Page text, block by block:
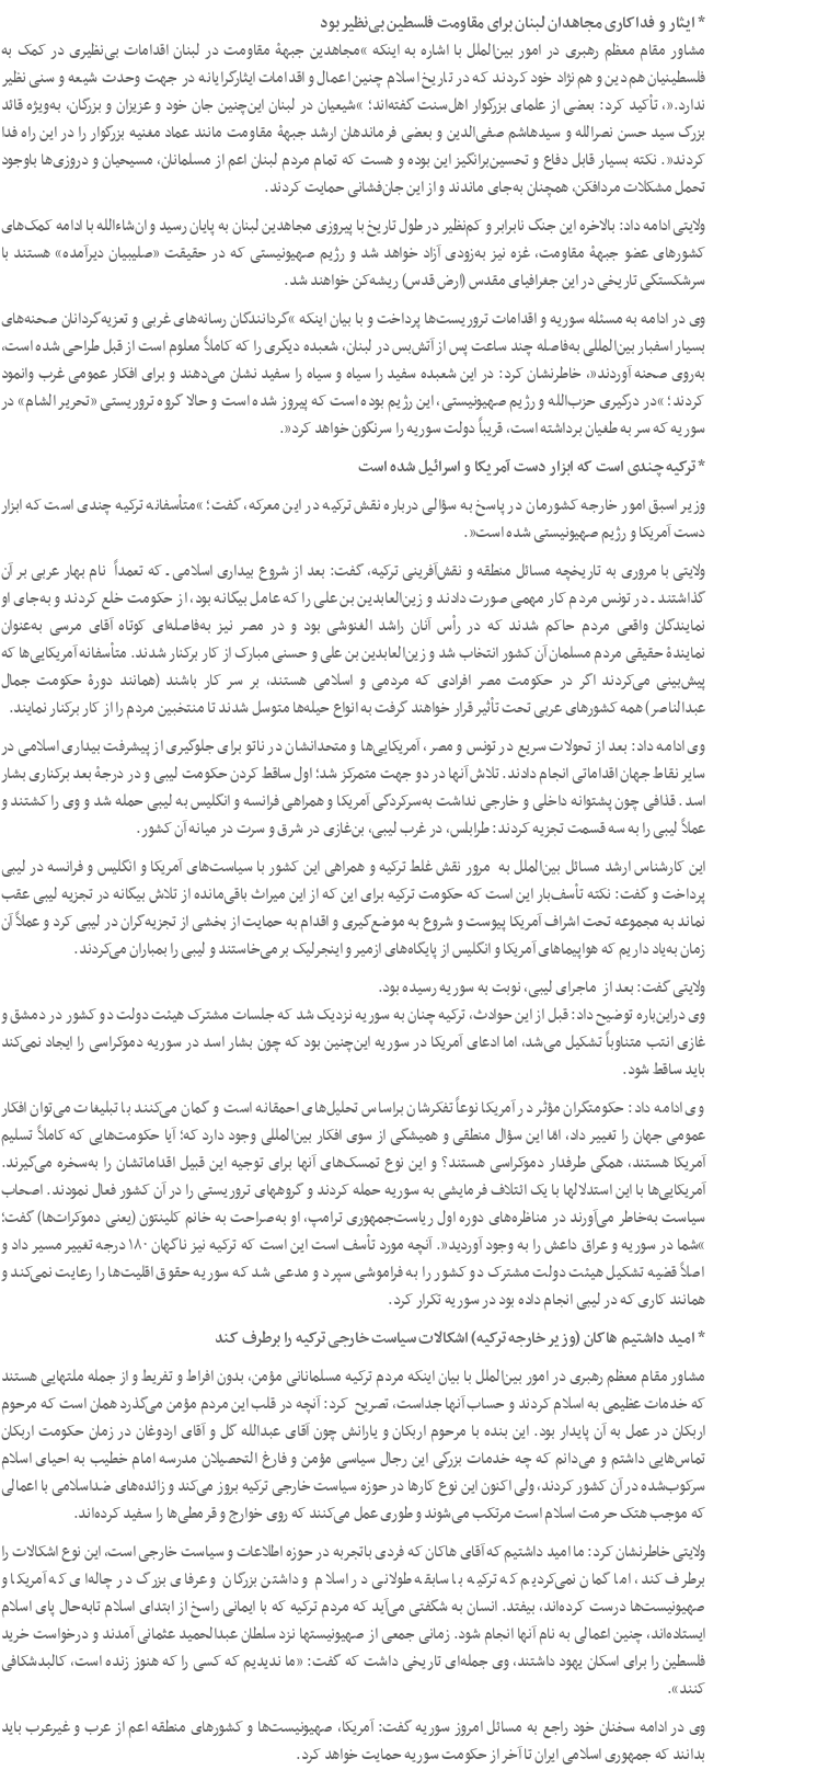
* ایثار و فداکاری مجاهدان لبنان برای مقاومت فلسطین بی‌نظیر بود
مشاور مقام معظم رهبری در امور بین‌الملل با اشاره به اینکه “مجاهدین جبهۀ مقاومت در لبنان اقدامات بی‌نظیری در کمک به
فلسطینیان هم‌دین و هم‌نژاد خود کردند که در تاریخ اسلام چنین اعمال و اقدامات ایثارگرایانه در جهت وحدت شیعه و سنی نظیر
ندارد.”، تأکید کرد: بعضی از علمای بزرگوار اهل‌سنت گفته‌اند؛ “شیعیان در لبنان این‌چنین جان خود و عزیزان و بزرگان، به‌‌ویژه قائد
بزرگ سید حسن نصرالله و سیدهاشم صفی‌الدین و بعضی فرماندهان ارشد جبهۀ مقاومت مانند عماد مغنیه بزرگوار را در این راه فدا
کردند”. نکته بسیار قابل دفاع و تحسین‌برانگیز این بوده و هست که تمام مردم لبنان اعم از مسلمانان، مسیحیان و دروزی‌ها باوجود
تحمل مشکلات مردافکن، همچنان به‌جای ماندند و از این جان‌فشانی حمایت کردند.
ولایتی ادامه داد: بالاخره این جنگ نابرابر و کم‌نظیر در طول تاریخ با پیروزی مجاهدین لبنان به پایان رسید و ان‌شاءالله با ادامه کمک­‌های
کشورهای عضو جبهۀ مقاومت، غزه نیز به‌زودی آزاد خواهد شد و رژیم صهیونیستی که در حقیقت «صلیبیان دیرآمده» هستند با
سرشکستگی تاریخی در این جغرافیای مقدس (ارض قدس) ریشه‌­کن خواهند شد.
وی در ادامه به مسئله سوریه و اقدامات تروریست‌ها پرداخت و با بیان اینکه “گردانندگان رسانه‌های غربی و تعزیه‌­گردانان صحنه‌­های
بسیار اسف­بار بین­‌المللی به‌فاصله چند ساعت پس از آتش‌بس در لبنان، شعبده دیگری را که کاملاً معلوم است از قبل طراحی شده است،
به‌روی صحنه آوردند”، خاطرنشان کرد: در این شعبده سفید را سیاه و سیاه را سفید نشان می‌دهند و برای افکار عمومی غرب وانمود
کردند؛ “در درگیری حزب‌الله و رژیم صهیونیستی، این رژیم بوده است که پیروز شده است و حالا گروه تروریستی «تحریر الشام» در
سوریه که سر به طغیان برداشته است، قریباً دولت سوریه را سرنگون خواهد کرد”.
* ترکیه چندی است که ابزار دست آمریکا و اسرائیل شده است
وزیر اسبق امور خارجه کشورمان در پاسخ به سؤالی درباره نقش ترکیه در این معرکه، گفت؛ “متأسفانه ترکیه چندی است که ابزار
دست آمریکا و رژیم صهیونیستی شده است”.
ولایتی با مروری به تاریخچه مسائل منطقه و نقش‌آفرینی ترکیه، گفت: بعد از شروع بیداری اسلامی ـ که تعمداً نام بهار عربی بر آن
گذاشتند ـ در تونس مردم کار مهمی صورت دادند و زین‌العابدین بن علی را که عامل بیگانه بود، از حکومت خلع کردند و به‌جای او
نمایندگان واقعی مردم حاکم شدند که در رأس آنان راشد الغنوشی بود و در مصر نیز به‌فاصله‌ای کوتاه آقای مرسی به‌عنوان
نمایندۀ حقیقی مردم مسلمان آن کشور انتخاب شد و زین‌العابدین بن علی و حسنی مبارک از کار برکنار شدند. متأسفانه آمریکایی‌ها که
پیش‌­بینی می‌کردند اگر در حکومت مصر افرادی که مردمی و اسلامی هستند، بر سر کار باشند (همانند دورۀ حکومت جمال
عبدالناصر) همه کشورهای عربی تحت تأثیر قرار خواهند گرفت به انواع حیله‌ها متوسل شدند تا منتخبین مردم را از کار برکنار نمایند.
وی ادامه داد: بعد از تحولات سریع در تونس و مصر، آمریکایی‌ها و متحدانشان در ناتو برای جلوگیری از پیشرفت بیداری اسلامی در
سایر نقاط جهان اقداماتی انجام دادند. تلاش آنها در دو جهت متمرکز شد؛ اول ساقط کردن حکومت لیبی و در درجۀ بعد برکناری بشار
اسد. قذافی چون پشتوانه داخلی و خارجی نداشت به‌سرکردگی آمریکا و همراهی فرانسه و انگلیس به لیبی حمله شد و وی را کشتند و
عملاً لیبی را به سه قسمت تجزیه کردند: طرابلس، در غرب لیبی، بن‌غازی در شرق و سرت در میانه آن کشور.
این کارشناس ارشد مسائل بین‌الملل به مرور نقش غلط ترکیه و همراهی این کشور با سیاست‌های آمریکا و انگلیس و فرانسه در لیبی
پرداخت و گفت: نکته تأسف‌بار این است که حکومت ترکیه برای این که از این میراث باقی‌مانده از تلاش بیگانه در تجزیه لیبی عقب
نماند به مجموعه تحت اشراف آمریکا پیوست و شروع به موضع‌گیری و اقدام به حمایت از بخشی از تجزیه‌­گران در لیبی کرد و عملاً آن
زمان به‌یاد داریم که هواپیماهای آمریکا و انگلیس از پایگاه‌های ازمیر و اینجرلیک برمی‌خاستند و لیبی را بمباران می‌کردند.
ولایتی گفت: بعد از ماجرای لیبی، نوبت به سوریه رسیده بود.
وی دراین‌باره توضیح داد: قبل از این حوادث، ترکیه چنان به سوریه نزدیک شد که جلسات مشترک هیئت دولت دو کشور در دمشق و
غازی انتب متناوباً تشکیل می‌شد، اما ادعای آمریکا در سوریه این‌چنین بود که چون بشار اسد در سوریه دموکراسی را ایجاد نمی‌کند
باید ساقط شود.
وی ادامه داد: حکومت­گران مؤثر در آمریکا نوعاً تفکرشان براساس تحلیل‌های احمقانه است و گمان می‌کنند با تبلیغات می‌توان افکار
عمومی جهان را تغییر داد، امّا این سؤال منطقی و همیشگی از سوی افکار بین‌المللی وجود دارد که؛ آیا حکومت­‌هایی که کاملاً تسلیم
آمریکا هستند، همگی طرفدار دموکراسی هستند؟ و این نوع تمسک‌های آنها برای توجیه این قبیل اقداماتشان را به‌سخره می­‌گیرند.
آمریکایی­‌ها با این استدلال­ها با یک ائتلاف فرمایشی به سوریه حمله کردند و گروههای تروریستی را در آن کشور فعال نمودند. اصحاب
سیاست به‌خاطر می‌آورند در مناظره‌­های دوره اول ریاست‌جمهوری ترامپ، او به‌صراحت به خانم کلینتون (یعنی دموکرات‌ها) گفت؛
“شما در سوریه و عراق داعش را به وجود آوردید”. آنچه مورد تأسف است این است که ترکیه نیز ناگهان ۱۸۰ درجه تغییر مسیر داد و
اصلاً قضیه تشکیل هیئت دولت مشترک دو کشور را به فراموشی سپرد و مدعی شد که سوریه حقوق اقلیت‌ها را رعایت نمی‌کند و
همانند کاری که در لیبی انجام داده بود در سوریه تکرار کرد.
* امید داشتیم هاکان (وزیر خارجه ترکیه) اشکالات سیاست خارجی ترکیه را برطرف کند
مشاور مقام معظم رهبری در امور بین‌الملل با بیان اینکه مردم ترکیه مسلمانانی مؤمن، بدون افراط و تفریط و از جمله ملت­هایی هستند
که خدمات عظیمی به اسلام کردند و حساب آنها جداست، تصریح کرد: آنچه در قلب این مردم مؤمن می‌گذرد همان است که مرحوم
اربکان در عمل به آن پایدار بود. این بنده با مرحوم اربکان و یارانش چون آقای عبدالله گل و آقای اردوغان در زمان حکومت اربکان
تماس‌هایی داشتم و می­‌دانم که چه خدمات بزرگی این رجال سیاسی مؤمن و فارغ التحصیلان مدرسه امام خطیب به احیای اسلام
سرکوب‌شده در آن کشور کردند، ولی اکنون این نوع کارها در حوزه سیاست خارجی ترکیه بروز می‌کند و زائده‌های ضداسلامی با اعمالی
که موجب هتک حرمت اسلام است مرتکب می‌شوند و طوری عمل می‌کنند که روی خوارج و قرمطی‌ها را سفید کرده‌اند.
ولایتی خاطرنشان کرد: ما امید داشتیم که آقای هاکان که فردی باتجربه در حوزه اطلاعات و سیاست خارجی است، این نوع اشکالات را
برطرف کند، اما گمان نمی­‌کردیم که ترکیه با سابقه طولانی در اسلام و داشتن بزرگان و عرفای بزرگ در چاله‌ای که آمریکا و
صهیونیست‌ها درست کرده‌اند، بیفتد. انسان به شگفتی می‌آید که مردم ترکیه که با ایمانی راسخ از ابتدای اسلام تابه‌حال پای اسلام
ایستاده­‌اند، چنین اعمالی به نام آنها انجام شود. زمانی جمعی از صهیونیست­ها نزد سلطان عبدالحمید عثمانی آمدند و درخواست خرید
فلسطین را برای اسکان یهود داشتند، وی جمله­‌ای تاریخی داشت که گفت: «ما ندیدیم که کسی را که هنوز زنده است، کالبدشکافی
کنند».
وی در ادامه سخنان خود راجع به مسائل امروز سوریه گفت: آمریکا، صهیونیست‌ها و کشورهای منطقه اعم از عرب و غیرعرب باید
بدانند که جمهوری اسلامی ایران تا آخر از حکومت سوریه حمایت خواهد کرد.